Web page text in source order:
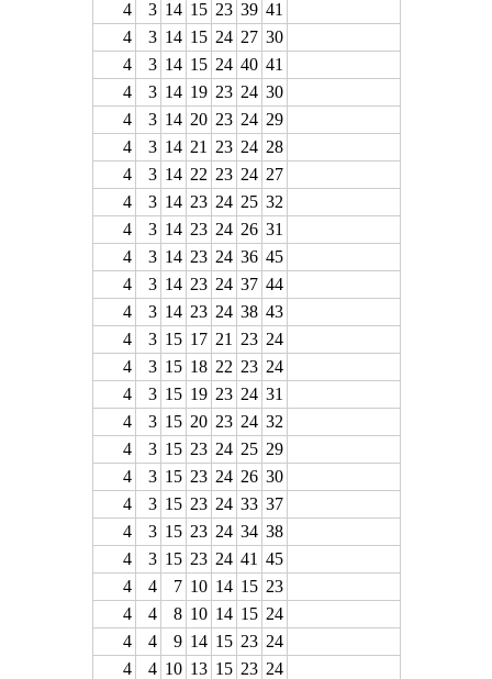
4
3 14 15 23 39 41
4
3 14 15 24 27 30
4
3 14 15 24 40 41
4
3 14 19 23 24 30
4
3 14 20 23 24 29
4
3 14 21 23 24 28
4
3 14 22 23 24 27
4
3 14 23 24 25 32
4
3 14 23 24 26 31
4
3 14 23 24 36 45
4
3 14 23 24 37 44
4
3 14 23 24 38 43
4
3 15 17 21 23 24
4
3 15 18 22 23 24
4
3 15 19 23 24 31
4
3 15 20 23 24 32
4
3 15 23 24 25 29
4
3 15 23 24 26 30
4
3 15 23 24 33 37
4
3 15 23 24 34 38
4
3 15 23 24 41 45
4
4 7 10 14 15 23
4
4 8 10 14 15 24
4
4 9 14 15 23 24
4
4 10 13 15 23 24